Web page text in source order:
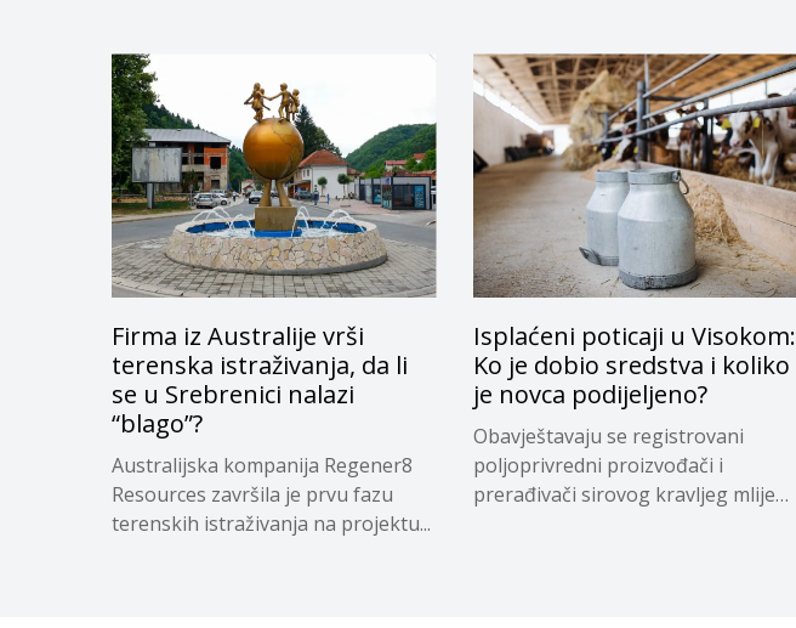
Firma iz Australije vrši
terenska istraživanja, da li
se u Srebrenici nalazi
“blago”?
Australijska kompanija Regener8
Resources završila je prvu fazu
terenskih istraživanja na projektu...
Isplaćeni poticaji u Visokom:
Ko je dobio sredstva i koliko
je novca podijeljeno?
Obavještavaju se registrovani
poljoprivredni proizvođači i
prerađivači sirovog kravljeg mlijeka